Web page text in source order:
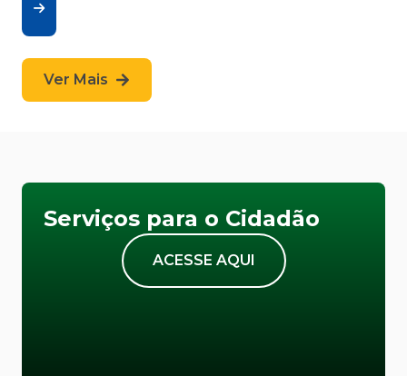
Ver Mais
Serviços para o Cidadão
ACESSE AQUI